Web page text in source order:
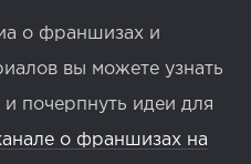
о франшизах и
вы можете узнать
почерпнуть идеи для
о франшизах на